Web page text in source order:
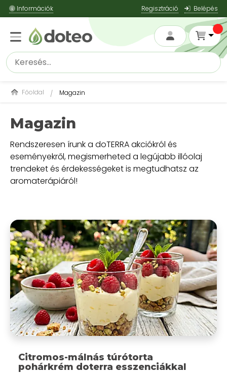
Információk Regisztráció Belépés
Főoldal Magazin
Magazin
Rendszeresen írunk a doTERRA akciókról és
eseményekről, megismerheted a legújabb illóolaj
trendeket és érdekességeket is megtudhatsz az
aromaterápiáról!
Citromos-málnás túrótorta
pohárkrém doterra esszenciákkal